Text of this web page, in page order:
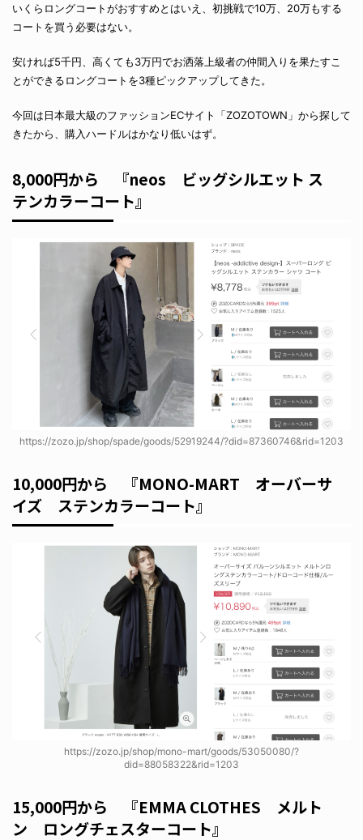
いくらロングコートがおすすめとはいえ、初挑戦で10万、20万もする
コートを買う必要はない。
安ければ5千円、高くても3万円でお洒落上級者の仲間入りを果たすこ
とができるロングコートを3種ピックアップしてきた。
今回は日本最大級のファッションECサイト「ZOZOTOWN」から探して
きたから、購入ハードルはかなり低いはず。
8,000円から 『neos ビッグシルエット ス
テンカラーコート』
https://zozo.jp/shop/spade/goods/52919244/?did=87360746&rid=1203
10,000円から 『MONO-MART オーバーサ
イズ ステンカラーコート』
https://zozo.jp/shop/mono-mart/goods/53050080/?
did=88058322&rid=1203
15,000円から 『EMMA CLOTHES メルト
ン ロングチェスターコート』